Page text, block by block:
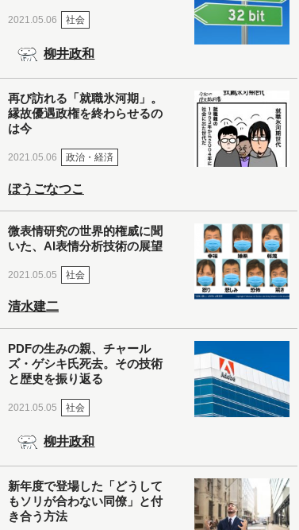
2021.05.06 社会
柳井政和
再び訪れる「就職氷河期」。
縁故優遇政権を終わらせるの
は今
2021.05.06 政治・経済
ぼうごなつこ
微表情研究の世界的権威に聞
いた、AI表情分析技術の展望
2021.05.05 社会
清水建二
PDFの生みの親、チャール
ズ・ゲシキ氏死去。その技術
と歴史を振り返る
2021.05.05 社会
柳井政和
新年度で登場した「どうして
もソリが合わない同僚」と付
き合う方法